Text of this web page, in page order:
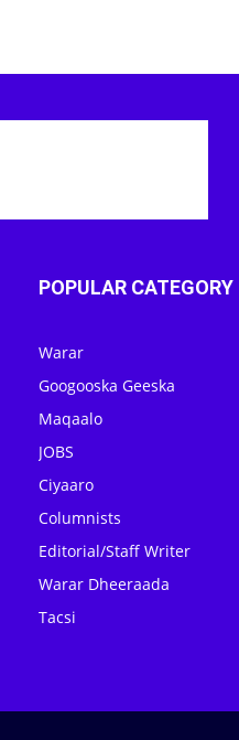
POPULAR CATEGORY
Warar
Googooska Geeska
Maqaalo
JOBS
Ciyaaro
Columnists
Editorial/Staff Writer
Warar Dheeraada
Tacsi